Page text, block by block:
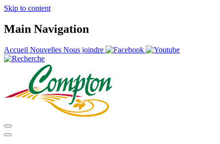
Skip to content
Main Navigation
Accueil Nouvelles Nous joindre